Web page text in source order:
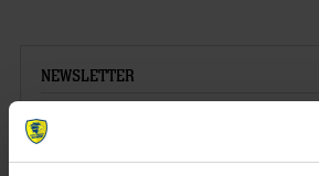
NEWSLETTER
Wenn du per E-Mail über Aktuelles aus
informiert werden willst, kannst du den